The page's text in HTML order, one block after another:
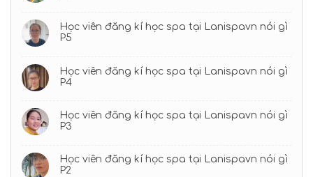
Học viên đăng kí học spa tại Lanispavn nói gì
P5
Học viên đăng kí học spa tại Lanispavn nói gì
P4
Học viên đăng kí học spa tại Lanispavn nói gì
P3
Học viên đăng kí học spa tại Lanispavn nói gì
P2